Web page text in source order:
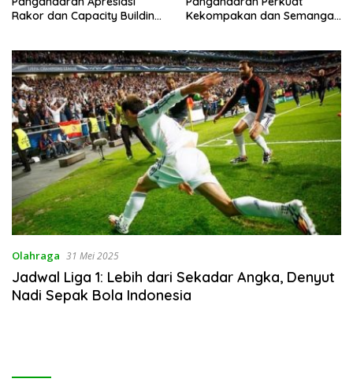
Rakor dan Capacity Building
Antar Lini
Kekompakan dan Semangat
Olahraga 31 Mei 2025
Jadwal Liga 1: Lebih dari Sekadar Angka, Denyut
Nadi Sepak Bola Indonesia